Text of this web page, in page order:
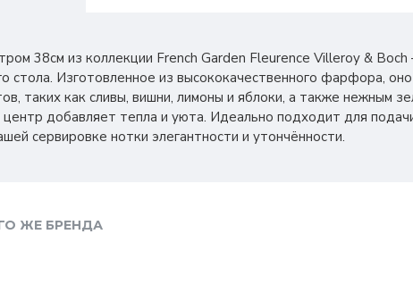
38см из коллекции French Garden Fleurence Villeroy & Boch
стола. Изготовленное из высококачественного фарфора,
таких как сливы, вишни, лимоны и яблоки, а также нежным
добавляет тепла и уюта. Идеально подходит для
сервировке нотки элегантности и утончённости.
ЖЕ БРЕНДА